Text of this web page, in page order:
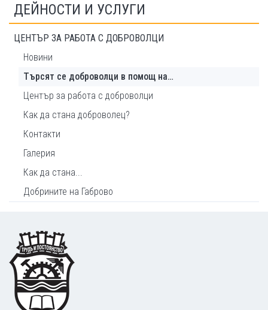
ДЕЙНОСТИ И УСЛУГИ
ЦЕНТЪР ЗА РАБОТА С ДОБРОВОЛЦИ
Новини
Търсят се доброволци в помощ на…
Център за работа с доброволци
Как да стана доброволец?
Контакти
Галерия
Как да стана...
Добрините на Габрово
Footer